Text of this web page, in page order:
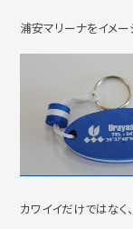
お問い合わせ
浦安マリーナをイメ
カワイイだけではな